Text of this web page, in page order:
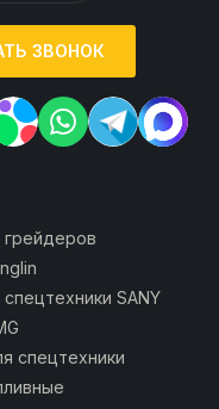
ЗВОНОК
грейдеров
SANY
спецтехники